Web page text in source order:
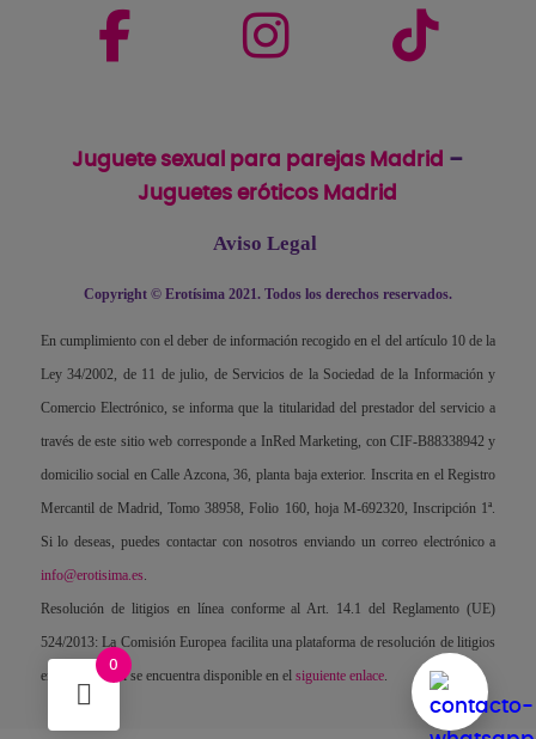
Juguete sexual para parejas Madrid –
Juguetes eróticos Madrid
Aviso Legal
Copyright © Erotísima 2021. Todos los derechos reservados.
En cumplimiento con el deber de información recogido en el del artículo 10 de la
Ley 34/2002, de 11 de julio, de Servicios de la Sociedad de la Información y
Comercio Electrónico, se informa que la titularidad del prestador del servicio a
través de este sitio web corresponde a InRed Marketing, con CIF-B88338942 y
domicilio social en Calle Azcona, 36, planta baja exterior. Inscrita en el Registro
Mercantil de Madrid, Tomo 38958, Folio 160, hoja M-692320, Inscripción 1ª.
Si lo deseas, puedes contactar con nosotros enviando un correo electrónico a
info@erotisima.es
Resolución de litigios en línea conforme al Art. 14.1 del Reglamento (UE)
524/2013: La Comisión Europea facilita una plataforma de resolución de litigios
en línea, la cual se encuentra disponible en el siguiente enlace.
0